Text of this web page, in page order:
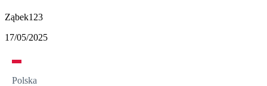
Ząbek123
17/05/2025
Polska